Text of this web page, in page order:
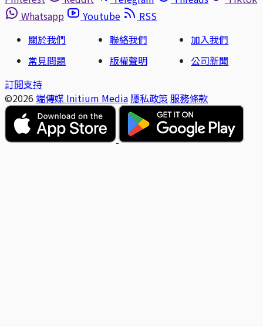
Whatsapp
Youtube
RSS
關於我們
聯絡我們
加入我們
常見問題
版權聲明
公司新聞
訂閱支持
©2026 端傳媒 Initium Media 隱私政策 服務條款